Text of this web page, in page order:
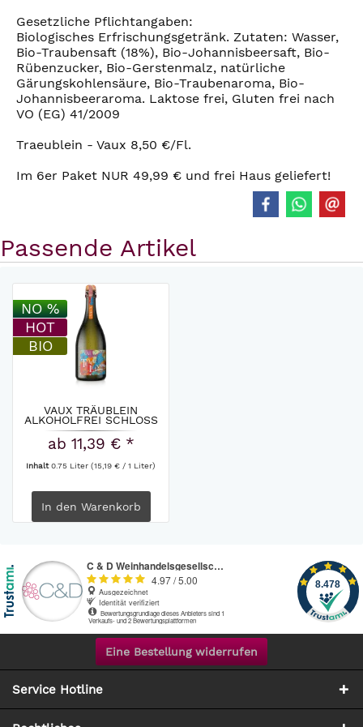
Gesetzliche Pflichtangaben:
Biologisches Erfrischungsgetränk. Zutaten: Wasser,
Bio-Traubensaft (18%), Bio-Johannisbeersaft, Bio-
Rübenzucker, Bio-Gerstenmalz, natürliche
Gärungskohlensäure, Bio-Traubenaroma, Bio-
Johannisbeeraroma. Laktose frei, Gluten frei nach
VO (EG) 41/2009
Traeublein - Vaux 8,50 €/Fl.
Im 6er Paket NUR 49,99 € und frei Haus geliefert!
Passende Artikel
NO %
HOT
BIO
VAUX TRÄUBLEIN
ALKOHOLFREI SCHLOSS
VAUX
ab 11,39 € *
Inhalt0.75 Liter (15,19 € / 1 Liter)
In den Warenkorb
Eine Bestellung widerrufen
Service Hotline